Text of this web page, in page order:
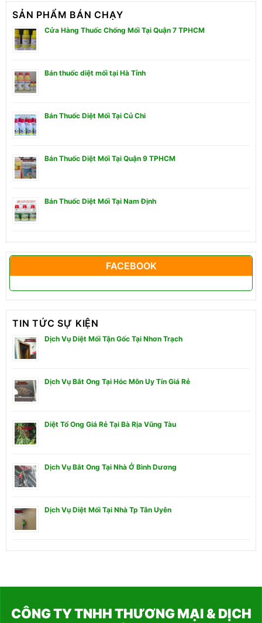
SẢN PHẨM BÁN CHẠY
Cửa Hàng Thuốc Chống Mối Tại Quận 7 TPHCM
Bán thuốc diệt mối tại Hà Tỉnh
Bán Thuốc Diệt Mối Tại Củ Chi
Bán Thuốc Diệt Mối Tại Quận 9 TPHCM
Bán Thuốc Diệt Mối Tại Nam Định
FACEBOOK
TIN TỨC SỰ KIỆN
Dịch Vụ Diệt Mối Tận Gốc Tại Nhơn Trạch
Dịch Vụ Bắt Ong Tại Hóc Môn Uy Tín Giá Rẻ
Diệt Tổ Ong Giá Rẻ Tại Bà Rịa Vũng Tàu
Dịch Vụ Bắt Ong Tại Nhà Ở Bình Dương
Dịch Vụ Diệt Mối Tại Nhà Tp Tân Uyên
CÔNG TY TNHH THƯƠNG MẠI & DỊCH